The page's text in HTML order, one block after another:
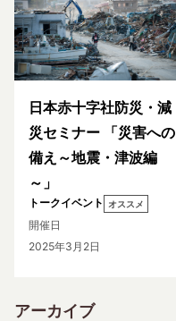
日本赤十字社防災・減
災セミナー 「災害への
備え～地震・津波編
～」
トークイベント オススメ
開催日
2025年3月2日
アーカイブ